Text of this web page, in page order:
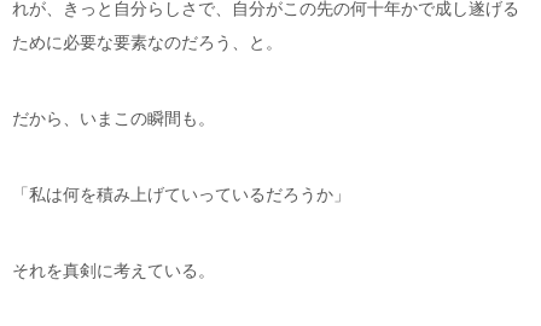
れが、きっと自分らしさで、自分がこの先の何十年かで成し遂げる
ために必要な要素なのだろう、と。
だから、いまこの瞬間も。
「私は何を積み上げていっているだろうか」
それを真剣に考えている。